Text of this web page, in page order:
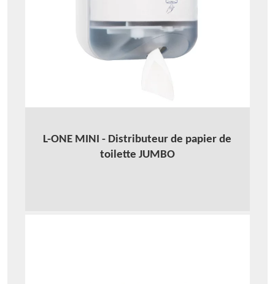
L-ONE MINI - Distributeur de papier de
toilette JUMBO